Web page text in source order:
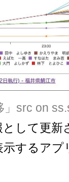
src on
して更新
するアプ